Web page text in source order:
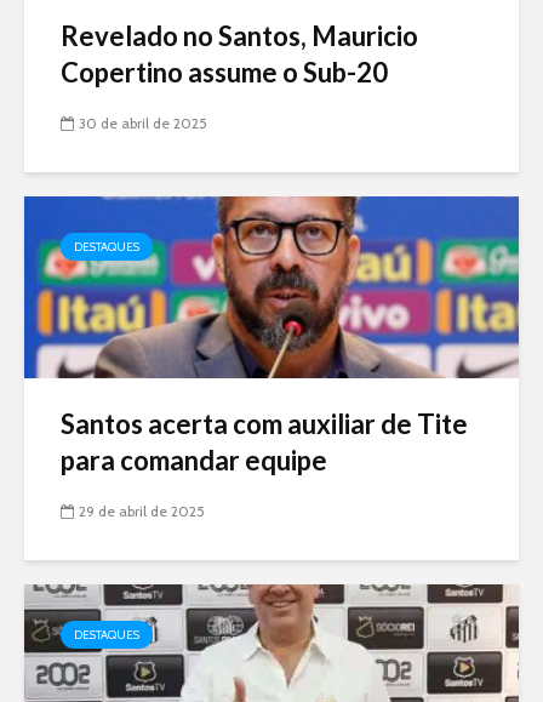
Revelado no Santos, Mauricio
Copertino assume o Sub-20
30 de abril de 2025
DESTAQUES
Santos acerta com auxiliar de Tite
para comandar equipe
29 de abril de 2025
DESTAQUES